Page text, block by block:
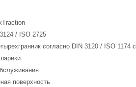
/ ISO 2725
согласно DIN 3120 / ISO 1174 с
поверхность